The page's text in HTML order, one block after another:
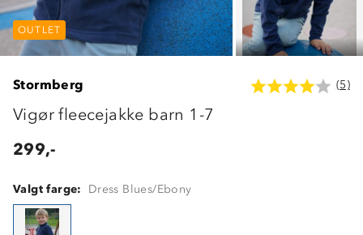
OUTLET OUTLET
OUTLET
Stormberg (5)
Vigør fleecejakke barn 1-7
299,-
Valgt farge: Dress Blues/Ebony